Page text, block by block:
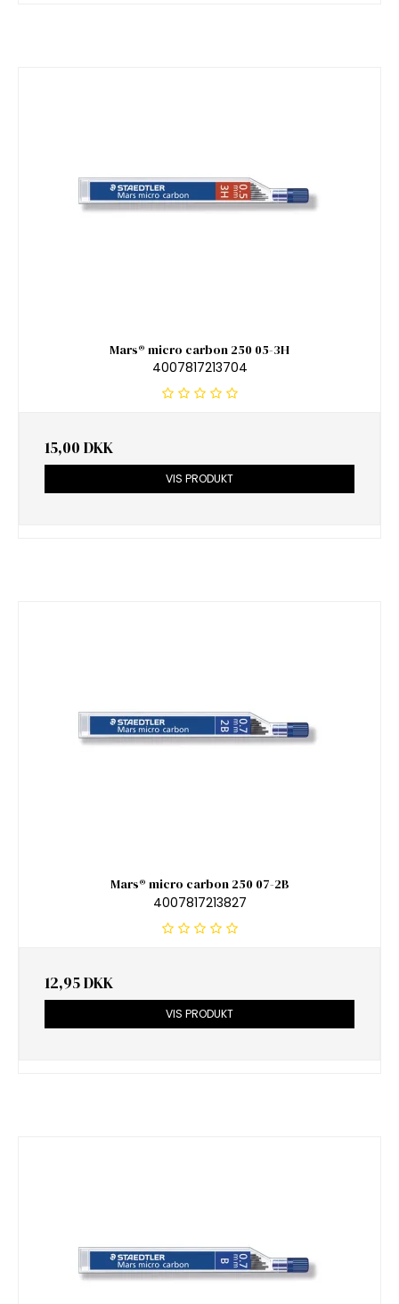
Mars® micro carbon 250 05-3H
4007817213704
15,00 DKK
VIS PRODUKT
Mars® micro carbon 250 07-2B
4007817213827
12,95 DKK
VIS PRODUKT